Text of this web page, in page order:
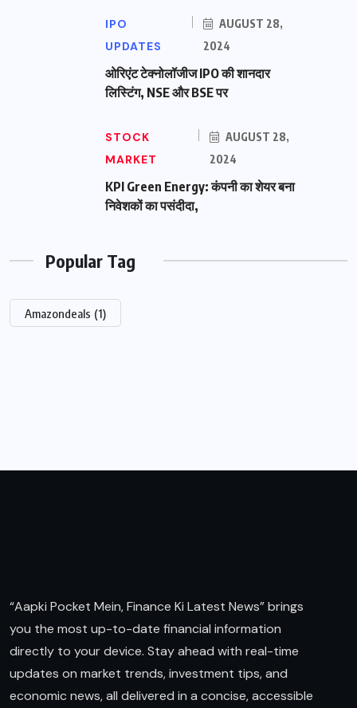
IPO
UPDATES
AUGUST 28,
2024
ओरिएंट टेक्नोलॉजीज IPO की शानदार
लिस्टिंग, NSE और BSE पर
STOCK
MARKET
AUGUST 28,
2024
KPI Green Energy: कंपनी का शेयर बना
निवेशकों का पसंदीदा,
Popular Tag
Amazondeals (1)
“Aapki Pocket Mein, Finance Ki Latest News” brings
you the most up-to-date financial information
directly to your device. Stay ahead with real-time
updates on market trends, investment tips, and
economic news, all delivered in a concise, accessible